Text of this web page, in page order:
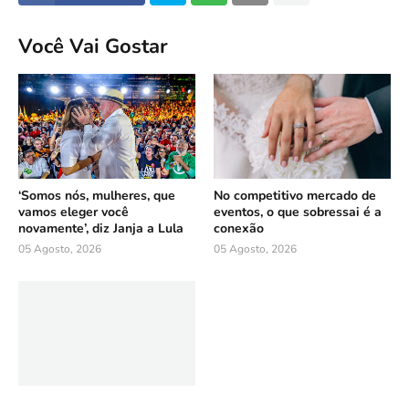
Você Vai Gostar
‘Somos nós, mulheres, que
vamos eleger você
novamente’, diz Janja a Lula
05 Agosto, 2026
No competitivo mercado de
eventos, o que sobressai é a
conexão
05 Agosto, 2026